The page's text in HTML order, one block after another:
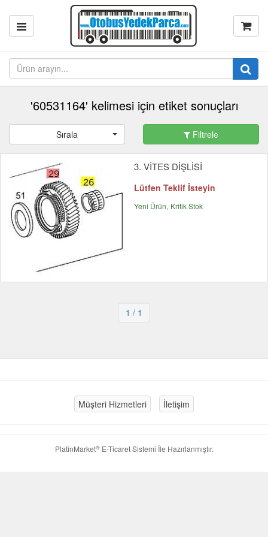
'60531164' kelimesi için etiket sonuçları
Sırala Filtrele
3. VİTES DİŞLİSİ
Lütfen Teklif İsteyin
Yeni Ürün Kritik Stok
1 / 1
Müşteri Hizmetleri İletişim
PlatinMarket®E-Ticaret Sistemi İle Hazırlanmıştır.